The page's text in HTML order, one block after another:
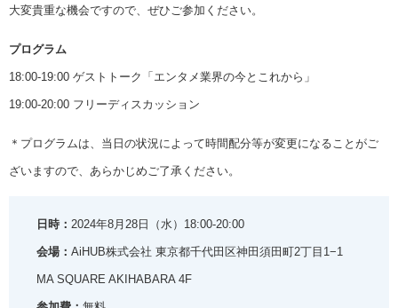
大変貴重な機会ですので、ぜひご参加ください。
プログラム
18:00-19:00 ゲストトーク「エンタメ業界の今とこれから」
19:00-20:00 フリーディスカッション
＊プログラムは、当日の状況によって時間配分等が変更になることがご
ざいますので、あらかじめご了承ください。
日時： 2024年8月28日（水）18:00-20:00
会場： AiHUB株式会社 東京都千代田区神田須田町2丁目1−1
MA SQUARE AKIHABARA 4F